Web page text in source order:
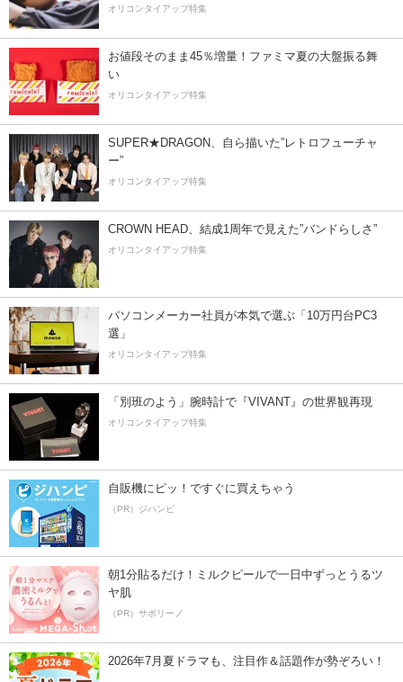
オリコンタイアップ特集
お値段そのまま45％増量！ファミマ夏の大盤振る舞
い
オリコンタイアップ特集
SUPER★DRAGON、自ら描いた”レトロフューチャ
ー”
オリコンタイアップ特集
CROWN HEAD、結成1周年で見えた”バンドらしさ”
オリコンタイアップ特集
パソコンメーカー社員が本気で選ぶ「10万円台PC3
選」
オリコンタイアップ特集
「別班のよう」腕時計で『VIVANT』の世界観再現
オリコンタイアップ特集
自販機にピッ！ですぐに買えちゃう
（PR）ジハンピ
朝1分貼るだけ！ミルクピールで一日中ずっとうるツ
ヤ肌
（PR）サボリーノ
2026年7月夏ドラマも、注目作＆話題作が勢ぞろい！